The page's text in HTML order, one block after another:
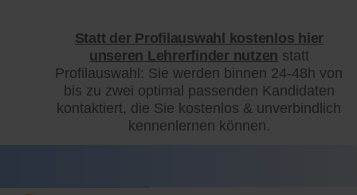
Statt der Profilauswahl kostenlos hier
unseren Lehrerfinder nutzen statt
Profilauswahl: Sie werden binnen 24-48h von
bis zu zwei optimal passenden Kandidaten
kontaktiert, die Sie kostenlos & unverbindlich
kennenlernen können.